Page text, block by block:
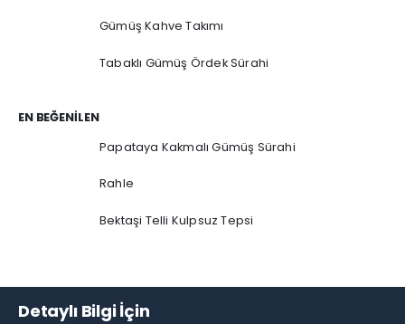
Gümüş Kahve Takımı
Tabaklı Gümüş Ördek Sürahi
EN BEĞENILEN
Papataya Kakmalı Gümüş Sürahi
Rahle
Bektaşi Telli Kulpsuz Tepsi
Detaylı Bilgi İçin